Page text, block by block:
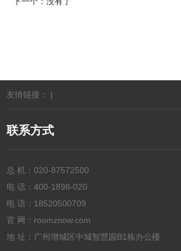
友情链接： |
联系方式
总 机：020-87572500
电 话：400-1898-020
电 话： 18520500709
官 网：roomznow.com
地 址：广州增城区中城智慧园B1栋办公楼